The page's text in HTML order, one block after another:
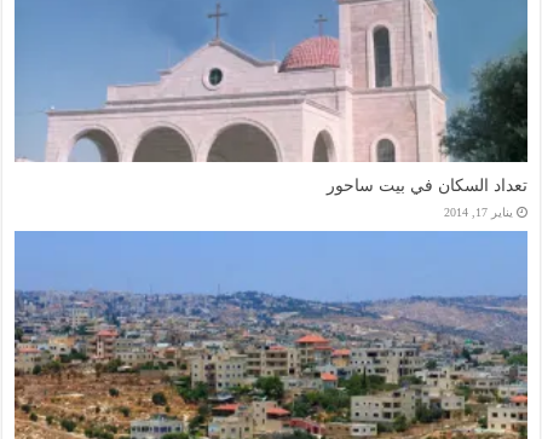
تعداد السكان في بيت ساحور
يناير 17, 2014